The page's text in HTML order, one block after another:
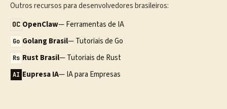
Outros recursos para desenvolvedores brasileiros:
OC OpenClaw— Ferramentas de IA
Go Golang Brasil— Tutoriais de Go
Rs Rust Brasil— Tutoriais de Rust
AI Eupresa IA— IA para Empresas